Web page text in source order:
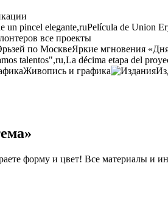
un pincel elegante,ruPelícula de Union
все проекты
по МосквеЯркие мгновения
talentos",ru,La décima etapa del
Живопись и графика
форму и цвет! Все материалы и